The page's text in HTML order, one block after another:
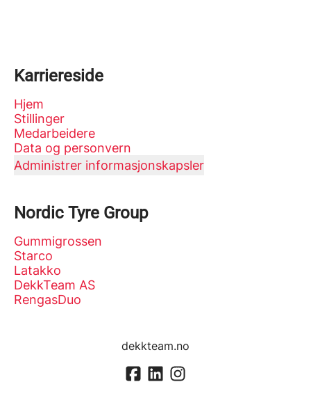
Karriereside
Hjem
Stillinger
Medarbeidere
Data og personvern
Administrer informasjonskapsler
Nordic Tyre Group
Gummigrossen
Starco
Latakko
DekkTeam AS
RengasDuo
dekkteam.no